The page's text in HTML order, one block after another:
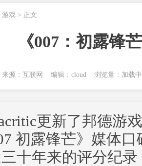
游戏 > 正文
《007：初露锋
来源：互联网 编辑：cloud 浏览量： 加载
更新了邦德游戏
初露锋芒》媒体
十年来的评分纪